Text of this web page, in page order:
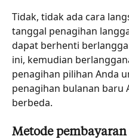
Tidak, tidak ada cara
tanggal penagihan
dapat berhenti
ini, kemudian
penagihan pilihan Anda
penagihan bulanan baru
berbeda.
Metode